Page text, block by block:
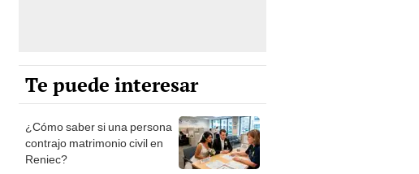
Te puede interesar
¿Cómo saber si una persona
contrajo matrimonio civil en
Reniec?